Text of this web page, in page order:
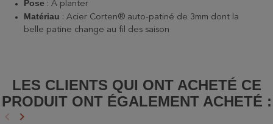
Pose : A planter
Matériau : Acier Corten® auto-patiné de 3mm dont la
belle patine change au fil des saison
LES CLIENTS QUI ONT ACHETÉ CE
PRODUIT ONT ÉGALEMENT ACHETÉ :
Précédent
keyboard_arrow_left Suivant
keyboard_arrow_right